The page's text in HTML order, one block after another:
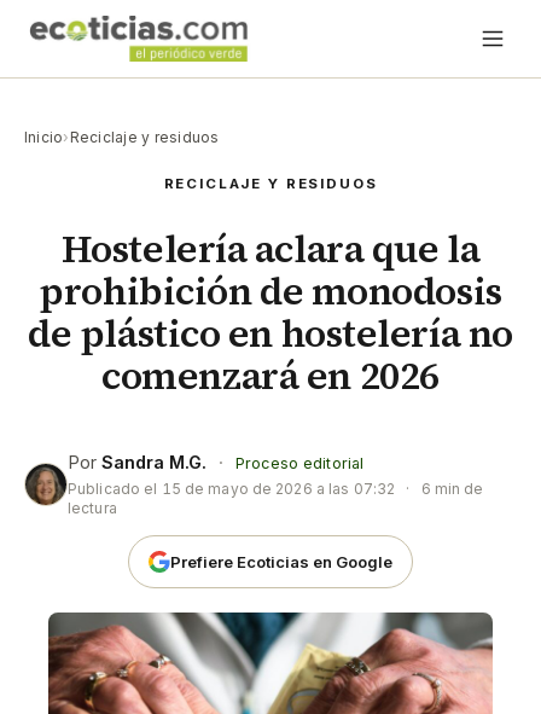
Inicio› Reciclaje y residuos
RECICLAJE Y RESIDUOS
Hostelería aclara que la
prohibición de monodosis
de plástico en hostelería no
comenzará en 2026
Por Sandra M.G. ·
Proceso editorial
Publicado el 15 de mayo de 2026 a las 07:32 ·
6 min de
lectura
Prefiere Ecoticias en Google